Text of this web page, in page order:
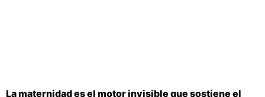
La maternidad es el motor invisible que sostiene el